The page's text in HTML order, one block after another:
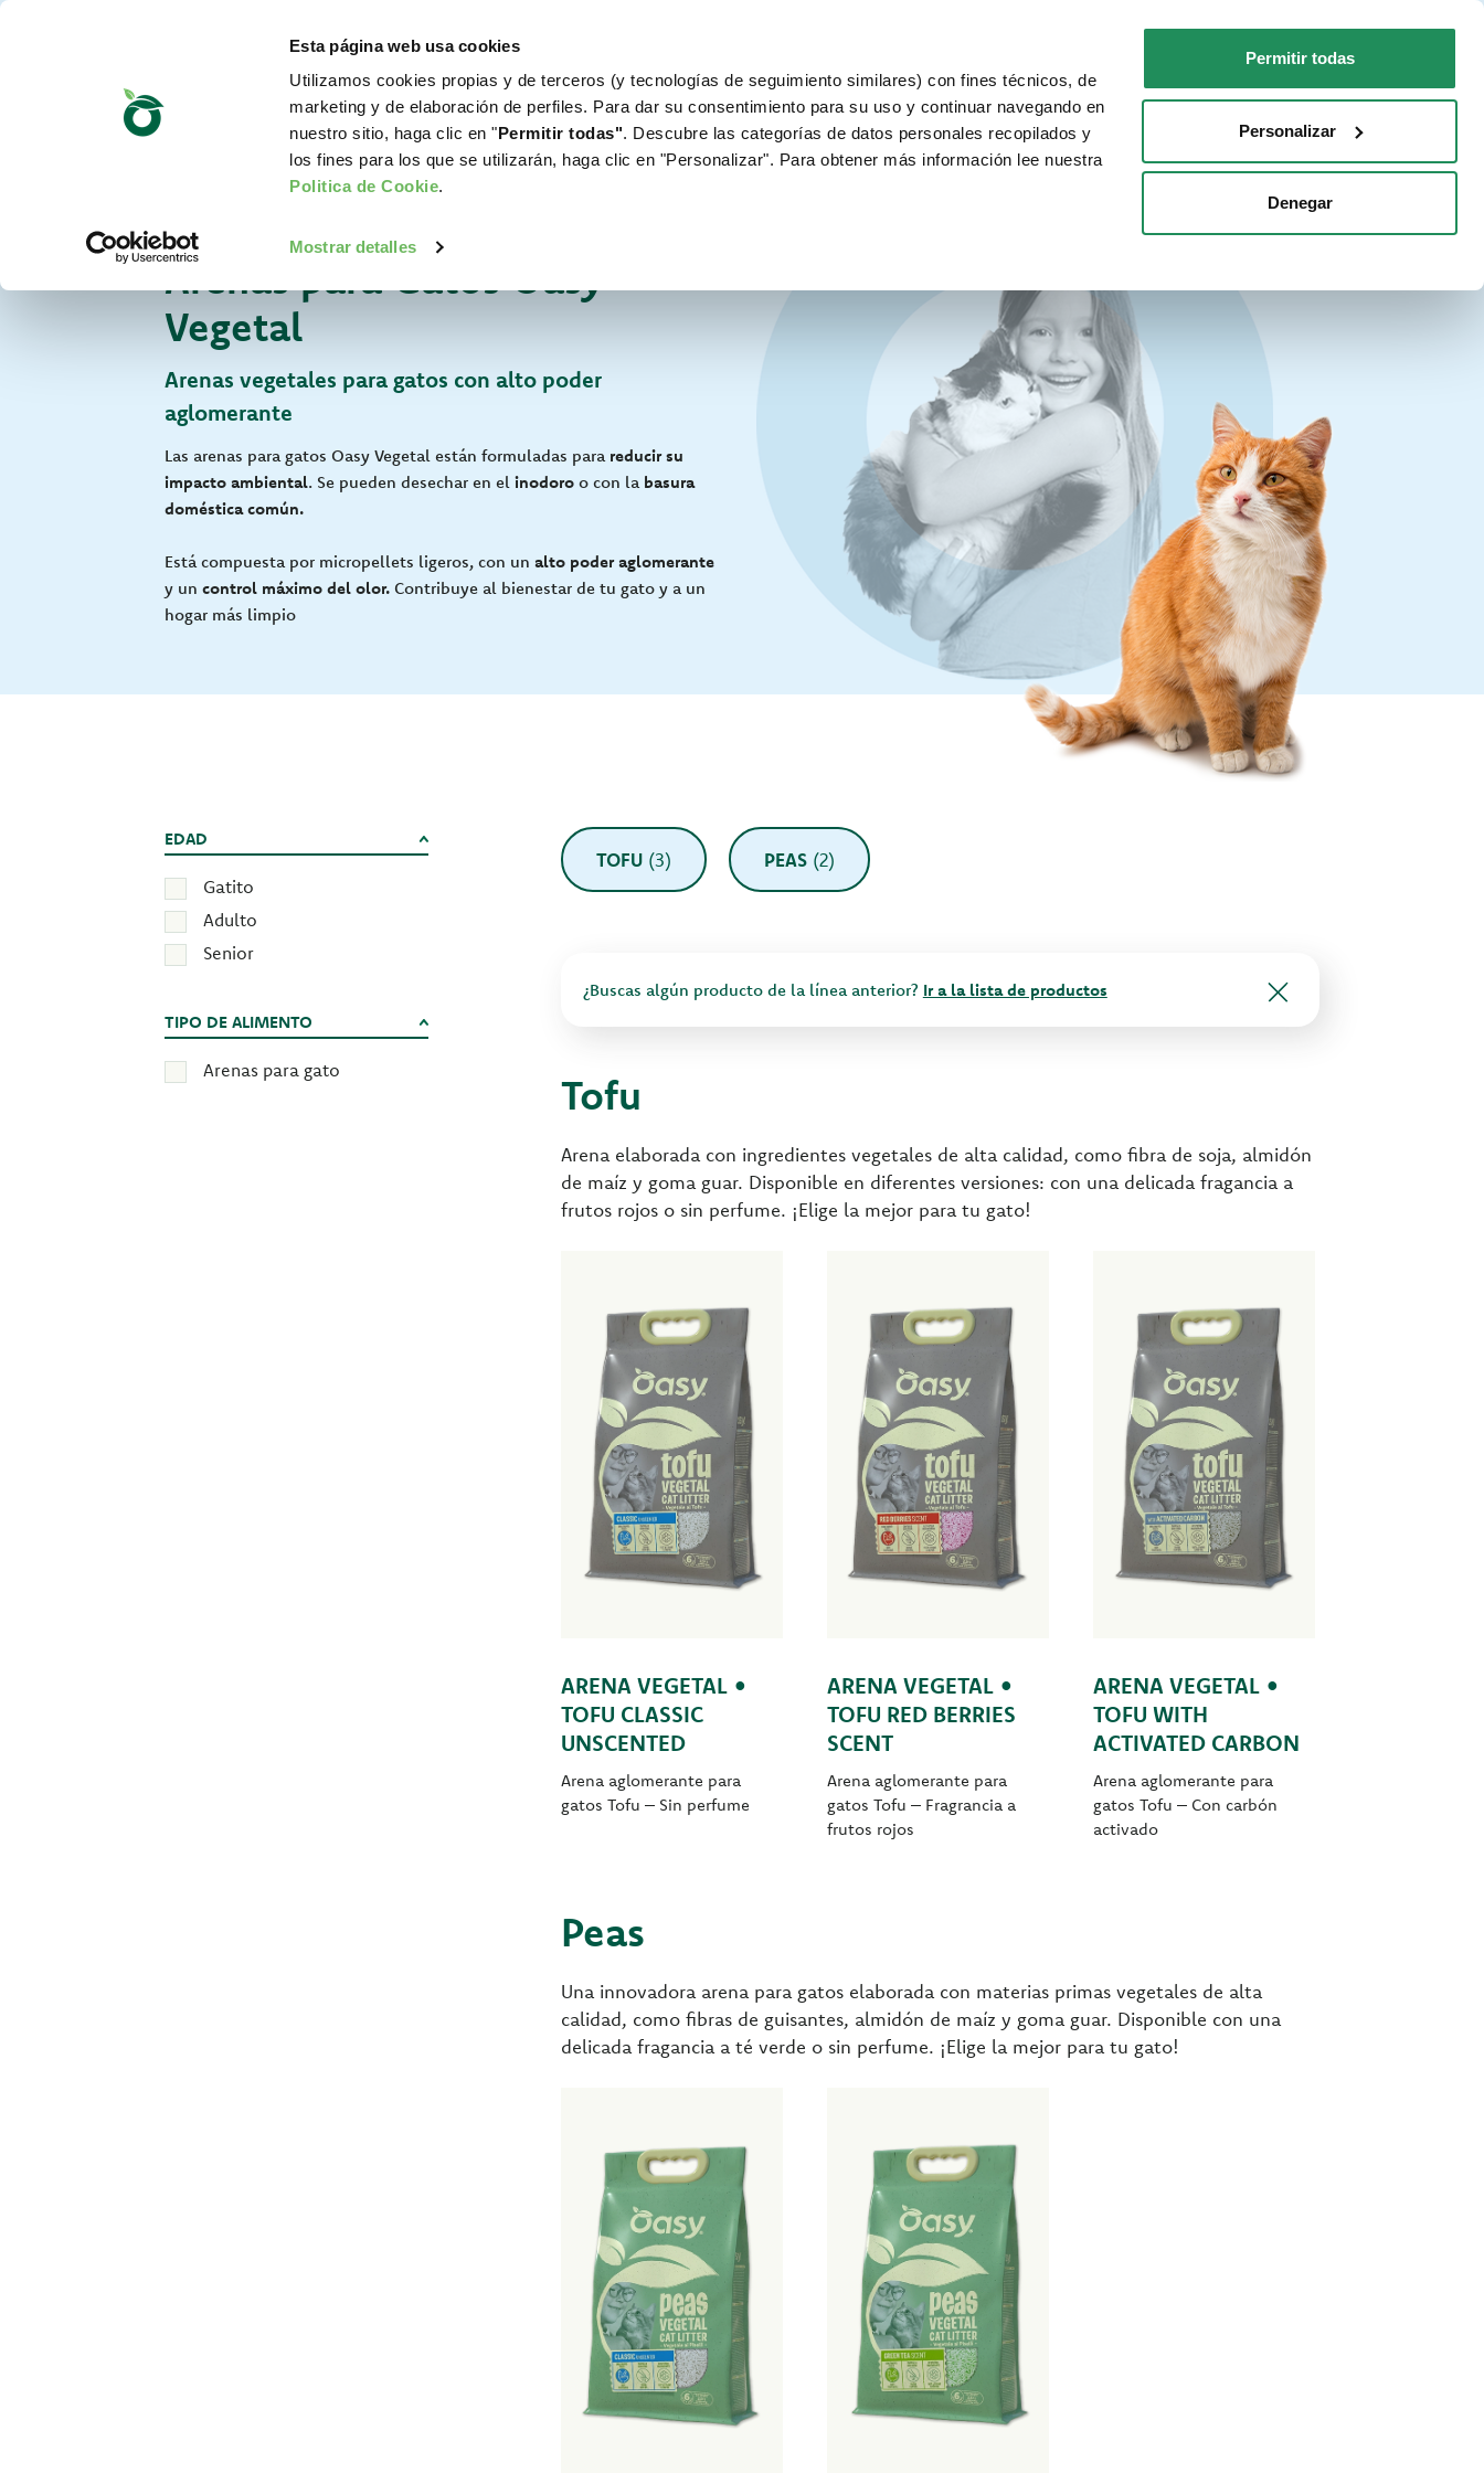
Esta página web usa cookies
Utilizamos cookies propias y de terceros (y tecnologías de seguimiento similares) con fines técnicos, de
marketing y de elaboración de perfiles. Para dar su consentimiento para su uso y continuar navegando en
nuestro sitio, haga clic en "Permitir todas". Descubre las categorías de datos personales recopilados y
los fines para los que se utilizarán, haga clic en "Personalizar". Para obtener más información lee nuestra
Politica de Cookie.
Mostrar detalles
Permitir todas
Personalizar
Denegar
Contactos ES
WORLD OF LOVE PARA TU PERRO PARA TU GATO DÓNDE COMPRAR
Arenas para Gatos Oasy
Vegetal
Arenas vegetales para gatos con alto poder
aglomerante
Las arenas para gatos Oasy Vegetal están formuladas para reducir su
impacto ambiental. Se pueden desechar en elinodoro o con la basura
doméstica común.
Está compuesta por micropellets ligeros, con unalto poder aglomerante
y uncontrol máximo del olor. Contribuye al bienestar de tu gato y a un
hogar más limpio
EDAD
Gatito
Adulto
Senior
TIPO DE ALIMENTO
Arenas para gato
TOFU (3) PEAS (2)
¿Buscas algún producto de la línea anterior? Ir a la lista de productos
Tofu
Arena elaborada con ingredientes vegetales de alta calidad, como fibra de soja, almidón
de maíz y goma guar. Disponible en diferentes versiones: con una delicada fragancia a
frutos rojos o sin perfume. ¡Elige la mejor para tu gato!
ARENA VEGETAL •
TOFU CLASSIC
UNSCENTED
Arena aglomerante para
gatos Tofu – Sin perfume
ARENA VEGETAL •
TOFU RED BERRIES
SCENT
Arena aglomerante para
gatos Tofu – Fragrancia a
frutos rojos
ARENA VEGETAL •
TOFU WITH
ACTIVATED CARBON
Arena aglomerante para
gatos Tofu – Con carbón
activado
Peas
Una innovadora arena para gatos elaborada con materias primas vegetales de alta
calidad, como fibras de guisantes, almidón de maíz y goma guar. Disponible con una
delicada fragancia a té verde o sin perfume. ¡Elige la mejor para tu gato!